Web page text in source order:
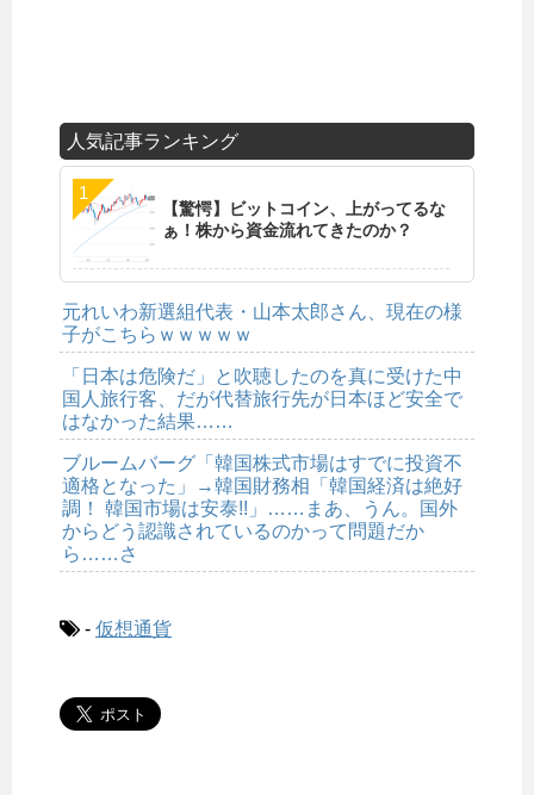
人気記事ランキング
【驚愕】ビットコイン、上がってるな
ぁ！株から資金流れてきたのか？
元れいわ新選組代表・山本太郎さん、現在の様
子がこちらｗｗｗｗｗ
「日本は危険だ」と吹聴したのを真に受けた中
国人旅行客、だが代替旅行先が日本ほど安全で
はなかった結果……
ブルームバーグ「韓国株式市場はすでに投資不
適格となった」→韓国財務相「韓国経済は絶好
調！ 韓国市場は安泰!!」……まあ、うん。国外
からどう認識されているのかって問題だか
ら……さ
- 仮想通貨